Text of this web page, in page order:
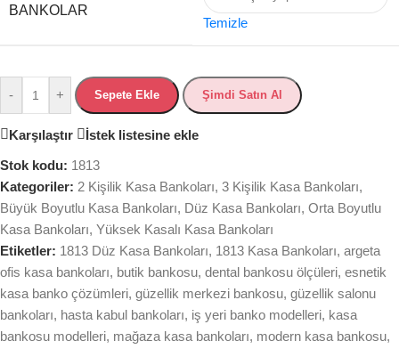
BANKOLAR
Temizle
- + Sepete Ekle Şimdi Satın Al
Karşılaştır İstek listesine ekle
Stok kodu: 1813
Kategoriler: 2 Kişilik Kasa Bankoları, 3 Kişilik Kasa Bankoları,
Büyük Boyutlu Kasa Bankoları, Düz Kasa Bankoları, Orta Boyutlu
Kasa Bankoları, Yüksek Kasalı Kasa Bankoları
Etiketler: 1813 Düz Kasa Bankoları, 1813 Kasa Bankoları, argeta
ofis kasa bankoları, butik bankosu, dental bankosu ölçüleri, esnetik
kasa banko çözümleri, güzellik merkezi bankosu, güzellik salonu
bankoları, hasta kabul bankoları, iş yeri banko modelleri, kasa
bankosu modelleri, mağaza kasa bankoları, modern kasa bankosu,